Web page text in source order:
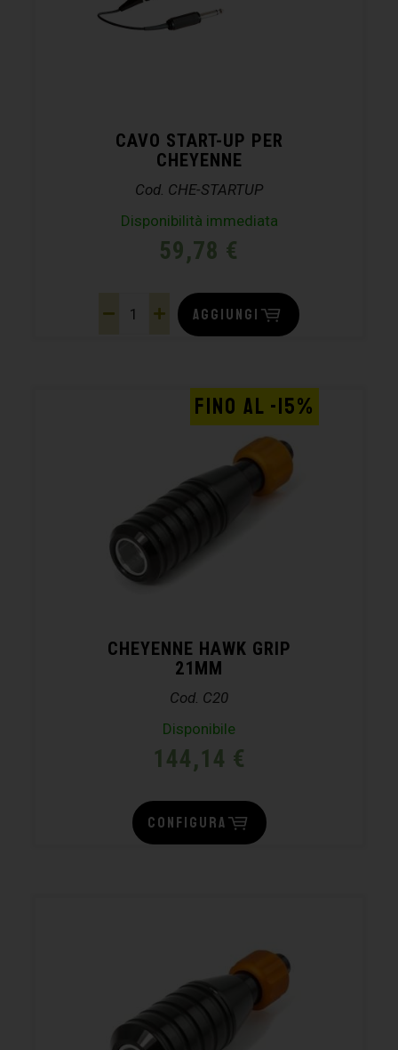
CAVO START-UP PER
CHEYENNE
Cod. CHE-STARTUP
Disponibilità immediata
59,78 €
AGGIUNGI
CHEYENNE HAWK GRIP
21MM
Cod. C20
Disponibile
144,14 €
FINO AL -15%
CONFIGURA